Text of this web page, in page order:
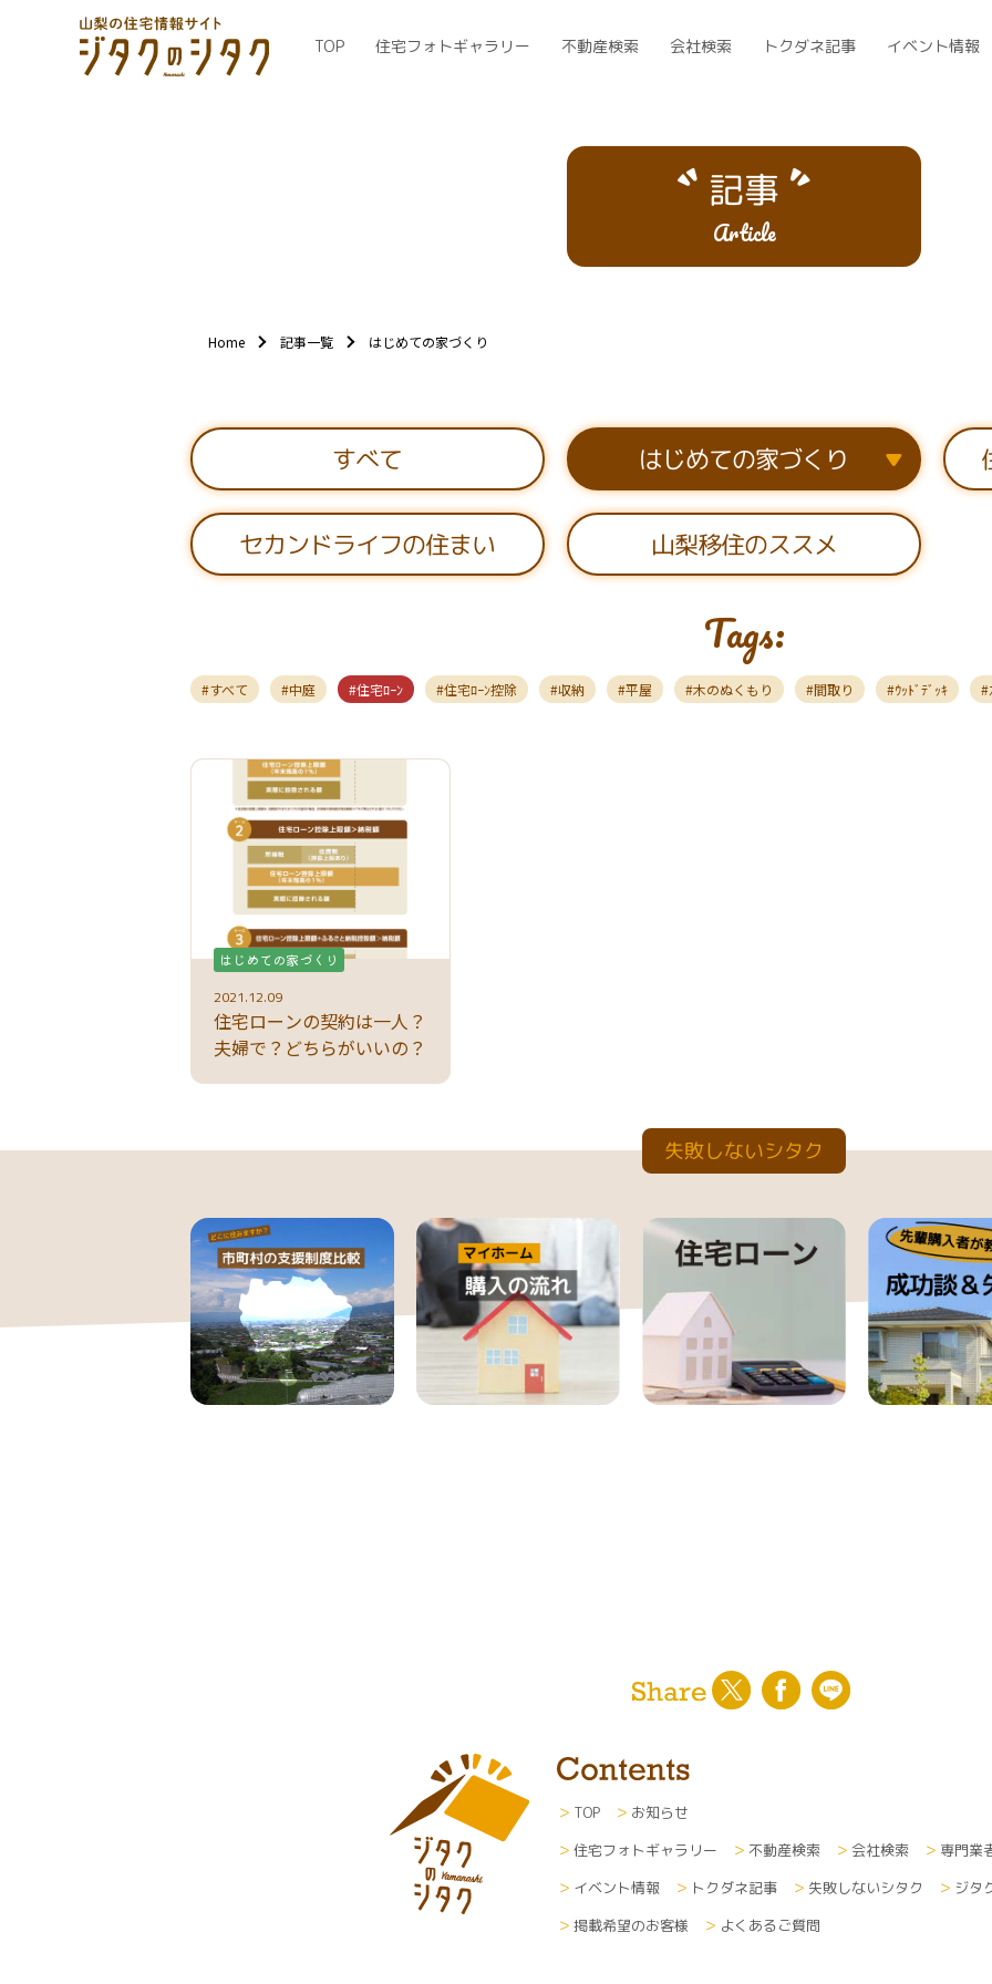
TOP 住宅フォトギャラリー 不動産検索 会社検索 トクダネ記事 イベント情報
記事
Article
Home 記事一覧 はじめての家づくり
すべて はじめての家づくり
セカンドライフの住まい 山梨移住のススメ
Tags:
すべて 中庭 住宅ﾛｰﾝ 住宅ﾛｰﾝ控除 収納 平屋 木のぬくもり 間取り ｳｯﾄﾞﾃﾞｯｷ
はじめての家づくり
2021.12.09
住宅ローンの契約は一人？
夫婦で？どちらがいいの？
失敗しないシタク
TOP
お知らせ
住宅フォトギャラリー
不動産検索 会社検索
専門業
イベント情報
トクダネ記事 失敗しないシタク
ジタ
掲載希望のお客様
よくあるご質問